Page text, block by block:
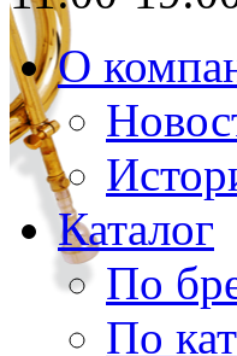
О
Каталог
По
По